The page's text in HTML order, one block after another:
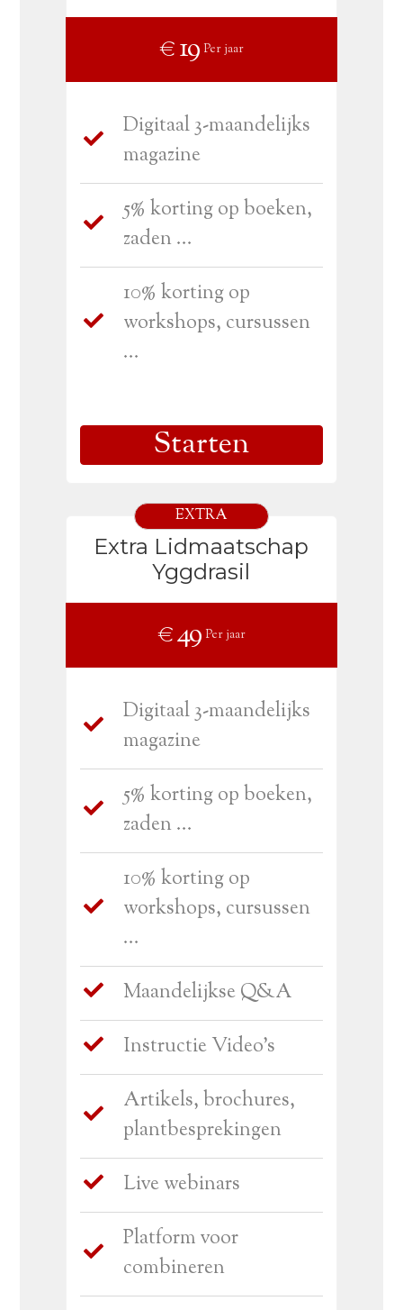
€ 19 Per jaar
Digitaal 3-maandelijks
magazine
5% korting op boeken,
zaden ...
10% korting op
workshops, cursussen
...
Starten
EXTRA
Extra Lidmaatschap
Yggdrasil
€ 49 Per jaar
Digitaal 3-maandelijks
magazine
5% korting op boeken,
zaden ...
10% korting op
workshops, cursussen
...
Maandelijkse Q&A
Instructie Video's
Artikels, brochures,
plantbesprekingen
Live webinars
Platform voor
combineren